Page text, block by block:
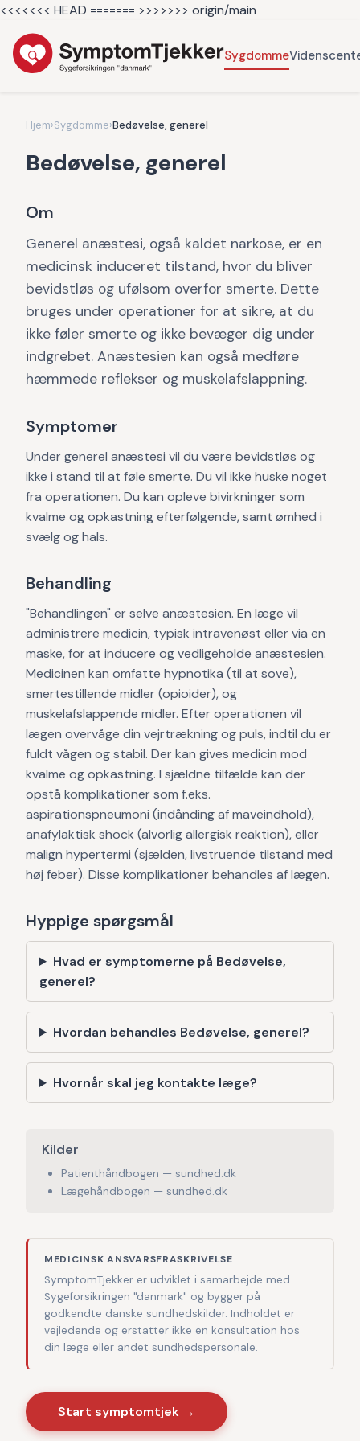
<<<<<<< HEAD ======= >>>>>>> origin/main
Sygdomme
Hjem›Sygdomme›Bedøvelse, generel
Bedøvelse, generel
Om
Generel anæstesi, også kaldet narkose, er en
medicinsk induceret tilstand, hvor du bliver
bevidstløs og ufølsom overfor smerte. Dette
bruges under operationer for at sikre, at du
ikke føler smerte og ikke bevæger dig under
indgrebet. Anæstesien kan også medføre
hæmmede reflekser og muskelafslappning.
Symptomer
Under generel anæstesi vil du være bevidstløs og
ikke i stand til at føle smerte. Du vil ikke huske noget
fra operationen. Du kan opleve bivirkninger som
kvalme og opkastning efterfølgende, samt ømhed i
svælg og hals.
Behandling
"Behandlingen" er selve anæstesien. En læge vil
administrere medicin, typisk intravenøst eller via en
maske, for at inducere og vedligeholde anæstesien.
Medicinen kan omfatte hypnotika (til at sove),
smertestillende midler (opioider), og
muskelafslappende midler. Efter operationen vil
lægen overvåge din vejrtrækning og puls, indtil du er
fuldt vågen og stabil. Der kan gives medicin mod
kvalme og opkastning. I sjældne tilfælde kan der
opstå komplikationer som f.eks.
aspirationspneumoni (indånding af maveindhold),
anafylaktisk shock (alvorlig allergisk reaktion), eller
malign hypertermi (sjælden, livstruende tilstand med
høj feber). Disse komplikationer behandles af lægen.
Hyppige spørgsmål
Hvad er symptomerne på Bedøvelse,
generel?
Hvordan behandles Bedøvelse, generel?
Hvornår skal jeg kontakte læge?
Kilder
Patienthåndbogen — sundhed.dk
Lægehåndbogen — sundhed.dk
MEDICINSK ANSVARSFRASKRIVELSE
SymptomTjekker er udviklet i samarbejde med
Sygeforsikringen "danmark" og bygger på
godkendte danske sundhedskilder. Indholdet er
vejledende og erstatter ikke en konsultation hos
din læge eller andet sundhedspersonale.
Start symptomtjek →